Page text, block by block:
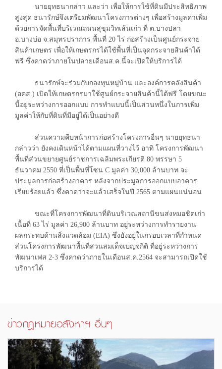
นายยุทธนากล่าว และว่า เพื่อให้การใช้ที่ดินมีประสิทธิภาพ
สูงสุด ธนารักษ์จึงเตรียมพัฒนาโครงการต่างๆ เพื่อสร้างมูลค่าเพิ่ม
ด้วยการจัดพื้นที่บริเวณถนนสุขุมวิทเส้นเก่า ที่ ต.บางปลา
อ.บางบ่อ จ.สมุทรปราการ พื้นที่ 20 ไร่ ก่อสร้างเป็นศูนย์กระจาย
สินค้าเกษตร เพื่อให้เกษตรกรได้ใช้พื้นที่เป็นจุดกระจายสินค้าได้
ฟรี ซึ่งคาดว่าภายในปลายเดือนส.ค.นี้จะเปิดให้บริการได้
ธนารักษ์จะร่วมกับกองทุนหมู่บ้าน และองค์การคลังสินค้า
(อคส.) เปิดให้เกษตรกรมาใช้ศูนย์กระจายสินค้านี้ได้ฟรี โดยขณะ
นี้อยู่ระหว่างการออกแบบ การทำแบบนี้เป็นส่วนหนึ่งในการเพิ่ม
มูลค่าให้กับที่ดินที่มีอยู่ได้เป็นอย่างดี
ส่วนความคืบหน้าการก่อสร้างโครงการอื่นๆ นายยุทธนา
กล่าวว่า ยังคงเดินหน้าได้ตามแผนที่วางไว้ อาทิ โครงการพัฒนา
พื้นที่ส่วนขยายศูนย์ราชการเฉลิมพระเกียรติ 80 พรรษา 5
ธันวาคม 2550 ที่เป็นพื้นที่โซน C มูลค่า 30,000 ล้านบาท จะ
ประมูลการก่อสร้างอาคาร หลังจากประมูลการออกแบบอาคาร
เรียบร้อยแล้ว ซึ่งคาดว่าจะแล้วเสร็จในปี 2565 ตามแผนแน่นอน
ขณะที่โครงการพัฒนาที่ดินบริเวณสถานีขนส่งหมอชิตเก่า
เนื้อที่ 63 ไร่ มูลค่า 26,900 ล้านบาท อยู่ระหว่างการทำรายงาน
ผลกระทบด้านสิ่งแวดล้อม (EIA) ซึ่งยังอยู่ในกรอบเวลาที่กำหนด
ส่วนโครงการพัฒนาพื้นที่สวนสมเด็จเบญจกิติ ที่อยู่ระหว่างการ
พัฒนาเฟส 2-3 ซึ่งคาดว่าภายในเดือนส.ค.2564 จะสามารถเปิดใช้
บริการได้
ข่าวกฎหมายอสังหาฯ อื่นๆ